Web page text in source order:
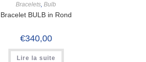
Bracelets, Bulb
Bracelet BULB in Rond
€340,00
Lire la suite